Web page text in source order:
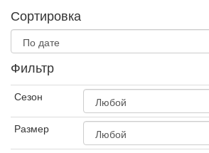
Сортировка
Фильтр
Сезон
Размер